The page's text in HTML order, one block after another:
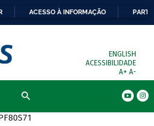
ACESSO À INFORMAÇÃO
ENGLISH
ACESSIBILIDADE
A+ A-